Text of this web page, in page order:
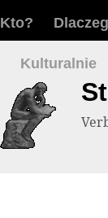
Kto?
Kulturalnie